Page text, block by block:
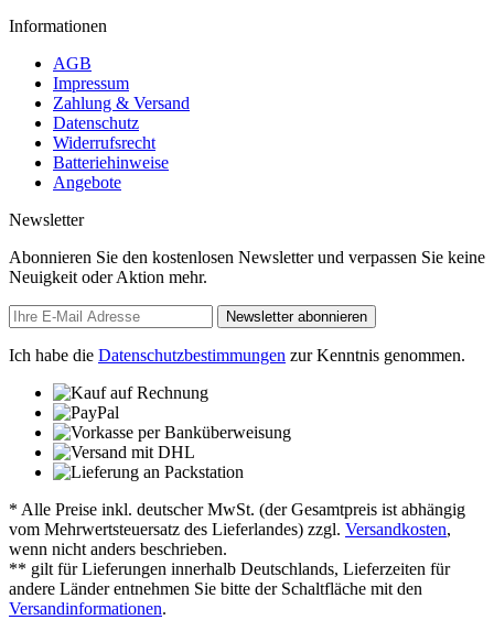
Informationen
AGB
Impressum
Zahlung & Versand
Datenschutz
Widerrufsrecht
Batteriehinweise
Angebote
Newsletter
Abonnieren Sie den kostenlosen Newsletter und verpassen Sie keine
Neuigkeit oder Aktion mehr.
Newsletter abonnieren
Ich habe die Datenschutzbestimmungen zur Kenntnis genommen.
* Alle Preise inkl. deutscher MwSt. (der Gesamtpreis ist abhängig
vom Mehrwertsteuersatz des Lieferlandes) zzgl. Versandkosten,
wenn nicht anders beschrieben.
** gilt für Lieferungen innerhalb Deutschlands, Lieferzeiten für
andere Länder entnehmen Sie bitte der Schaltfläche mit den
Versandinformationen.